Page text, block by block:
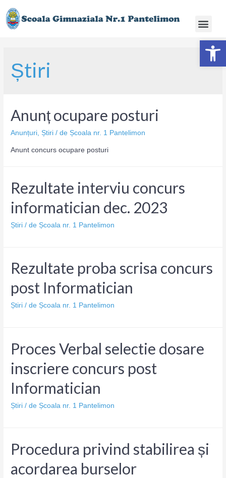
Deschide
Știri
Anunț ocupare posturi
Anunțuri Știri / de Școala nr. 1 Pantelimon
Anunt concurs ocupare posturi
Rezultate interviu concurs
informatician dec. 2023
Știri / de Școala nr. 1 Pantelimon
Rezultate proba scrisa concurs
post Informatician
Știri / de Școala nr. 1 Pantelimon
Proces Verbal selectie dosare
inscriere concurs post
Informatician
Știri / de Școala nr. 1 Pantelimon
Procedura privind stabilirea și
acordarea burselor